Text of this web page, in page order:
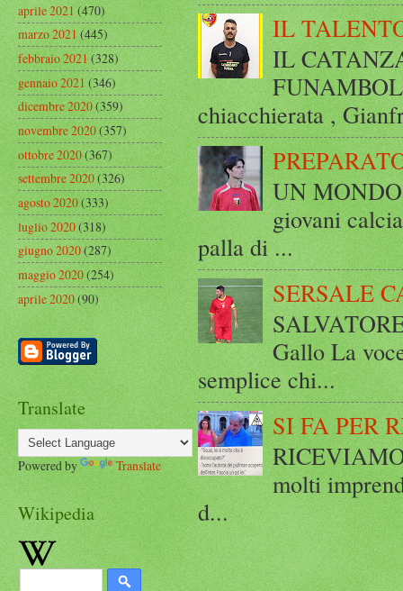
IL
IL
chiacchierata ,
UN
giovani
palla di ...
SERSALE
Gallo La
semplice chi...
SI FA PER
molti
d...
aprile 2021(470)
marzo 2021(445)
febbraio 2021(328)
gennaio 2021(346)
dicembre 2020(359)
novembre 2020(357)
ottobre 2020(367)
settembre 2020(326)
agosto 2020(333)
luglio 2020(318)
giugno 2020(287)
maggio 2020(254)
aprile 2020(90)
Translate
Powered by Translate
Wikipedia